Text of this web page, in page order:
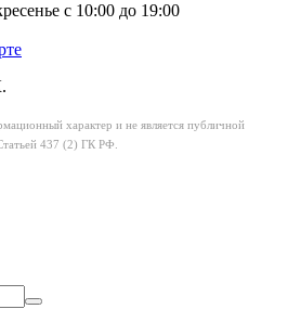
с 10:00 до 19:00
характер и не является публичной
437 (2) ГК РФ.